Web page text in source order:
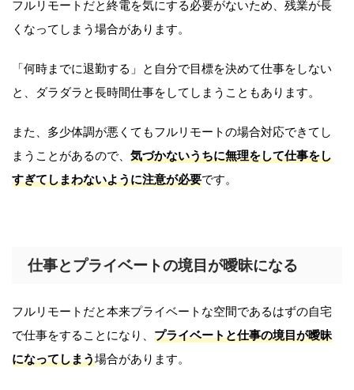
フルリモートだと終電を気にする必要がないため、残業が長
くなってしまう場合があります。
「何時までに退勤する」と自分で目標を決めて仕事をしない
と、ダラダラと長時間仕事をしてしまうこともあります。
また、多少体調が悪くてもフルリモートの場合対応できてし
まうことがあるので、 気づかないうちに無理をして仕事をし
すぎてしまわないように注意が必要です。
仕事とプライベートの境目が曖昧になる
フルリモートだと本来プライベートな空間であるはずの自宅
で仕事をすることになり、 プライベートと仕事の境目が曖昧
になってしまう場合があります。